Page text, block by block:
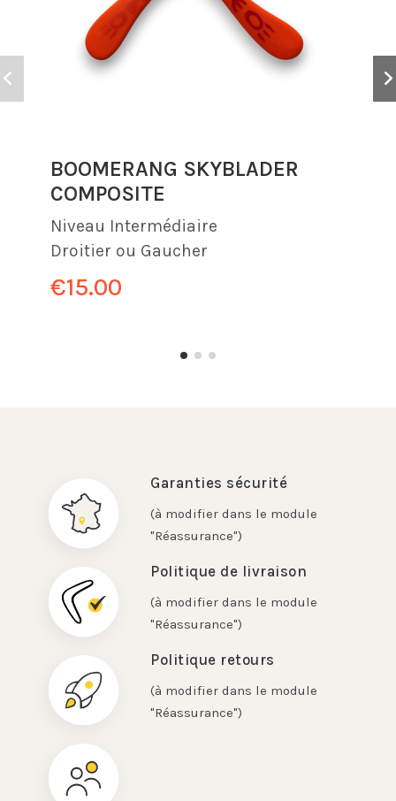
BOOMERANG SKYBLADER
COMPOSITE
Niveau Intermédiaire
Droitier ou Gaucher
€15.00
Garanties sécurité
(à modifier dans le module
"Réassurance")
Politique de livraison
(à modifier dans le module
"Réassurance")
Politique retours
(à modifier dans le module
"Réassurance")